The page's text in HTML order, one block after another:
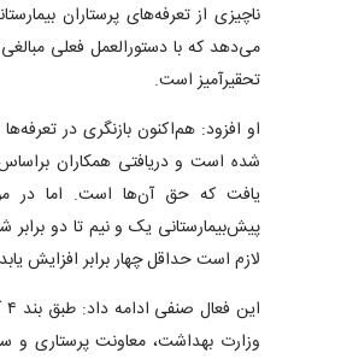
ناچیزی از تعرفه‌های پرستاران
می‌دهد که با دستورالعمل فعلی
تحقیرآمیز است.
او افزود: هم‌اکنون بازنگری در
یافت که حق آن‌ها است. اما در
پیش‌بیمارستانی یک و نیم تا دو برابر
لازم است حداقل چهار برابر افزایش
وزارت بهداشت، معاونت پرستاری و